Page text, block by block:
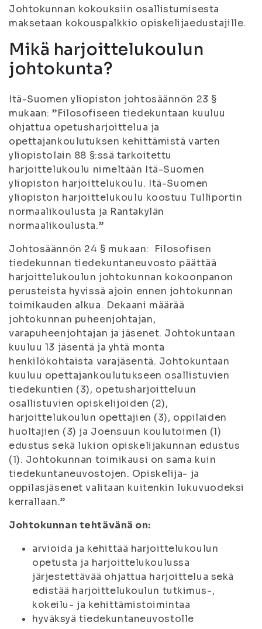
Johtokunnan kokouksiin osallistumisesta
maksetaan kokouspalkkio opiskelijaedustajille.
Mikä harjoittelukoulun
johtokunta?
Itä-Suomen yliopiston johtosäännön 23 §
mukaan: ”Filosofiseen tiedekuntaan kuuluu
ohjattua opetusharjoittelua ja
opettajankoulutuksen kehittämistä varten
yliopistolain 88 §:ssä tarkoitettu
harjoittelukoulu nimeltään Itä-Suomen
yliopiston harjoittelukoulu. Itä-Suomen
yliopiston harjoittelukoulu koostuu Tulliportin
normaalikoulusta ja Rantakylän
normaalikoulusta.”
Johtosäännön 24 § mukaan: Filosofisen
tiedekunnan tiedekuntaneuvosto päättää
harjoittelukoulun johtokunnan kokoonpanon
perusteista hyvissä ajoin ennen johtokunnan
toimikauden alkua. Dekaani määrää
johtokunnan puheenjohtajan,
varapuheenjohtajan ja jäsenet. Johtokuntaan
kuuluu 13 jäsentä ja yhtä monta
henkilökohtaista varajäsentä. Johtokuntaan
kuuluu opettajankoulutukseen osallistuvien
tiedekuntien (3), opetusharjoitteluun
osallistuvien opiskelijoiden (2),
harjoittelukoulun opettajien (3), oppilaiden
huoltajien (3) ja Joensuun koulutoimen (1)
edustus sekä lukion opiskelijakunnan edustus
(1). Johtokunnan toimikausi on sama kuin
tiedekuntaneuvostojen. Opiskelija- ja
oppilasjäsenet valitaan kuitenkin lukuvuodeksi
kerrallaan.”
Johtokunnan tehtävänä on:
arvioida ja kehittää harjoittelukoulun
opetusta ja harjoittelukoulussa
järjestettävää ohjattua harjoittelua sekä
edistää harjoittelukoulun tutkimus-,
kokeilu- ja kehittämistoimintaa
hyväksyä tiedekuntaneuvostolle